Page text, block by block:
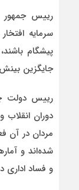
رییس جمهور
سرمایه
پیشگام
جایگزین
رییس دولت
دوران
مردان در آن
شده‌اند و
و فساد اداری